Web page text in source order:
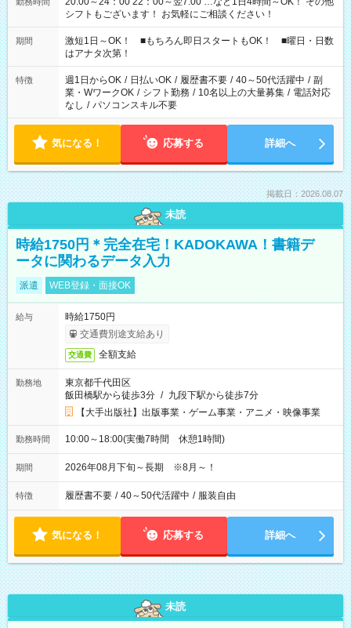
シフトもございます！ お気軽にご相談ください！
期間
激短1日～OK！ ■もちろん即日スタートもOK！ ■曜日・日数
はアナタ次第！
特徴 週1日からOK / 日払いOK / 履歴書不要 / 40～50代活躍中 / 副
業・WワークOK / シフト勤務 / 10名以上の大量募集 / 電話対応
なし / パソコンスキル不要
気になる！ 応募する 詳細へ
掲載日：2026.08.07
未読
時給1750円＊完全在宅！KADOKAWA！書籍デ
ータに関わるデータ入力
派遣 WEB登録・面接OK
給与
時給1750円
交通費別途支給あり
交通費 全額支給
勤務地
東京都千代田区
飯田橋駅から徒歩3分 / 九段下駅から徒歩7分
【大手出版社】出版事業・ゲーム事業・アニメ・映像事業
勤務時間 10:00～18:00(実働7時間 休憩1時間)
期間 2026年08月下旬～長期 ※8月～！
特徴 履歴書不要 / 40～50代活躍中 / 服装自由
気になる！ 応募する 詳細へ
未読